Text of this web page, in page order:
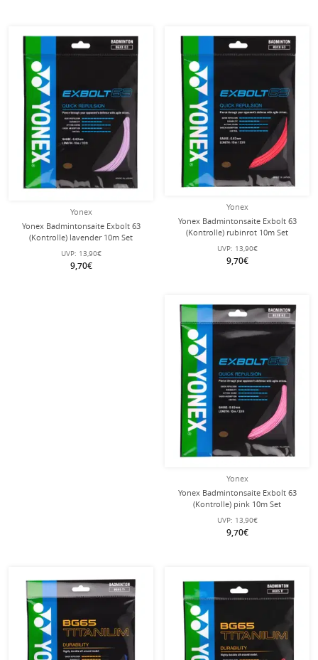
Yonex
Yonex Badmintonsaite Exbolt 63
(Kontrolle) lavender 10m Set
UVP: 13,90€
9,70€
Yonex
Yonex Badmintonsaite Exbolt 63
(Kontrolle) rubinrot 10m Set
UVP: 13,90€
9,70€
Yonex
Yonex Badmintonsaite Exbolt 63
(Kontrolle) pink 10m Set
UVP: 13,90€
9,70€